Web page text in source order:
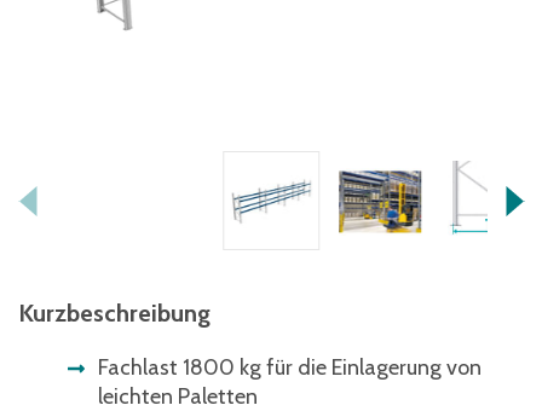
Kurzbeschreibung
Fachlast 1800 kg für die Einlagerung von
leichten Paletten